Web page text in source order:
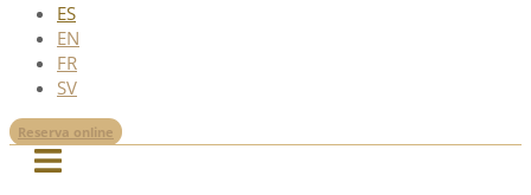
ES
EN
FR
SV
Reserva online